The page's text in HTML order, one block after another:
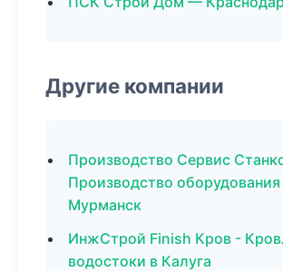
Другие компании
Производство Сервис
Производство оборудования
Мурманск
ИнжСтрой Finish Кров -
водостоки в Калуга